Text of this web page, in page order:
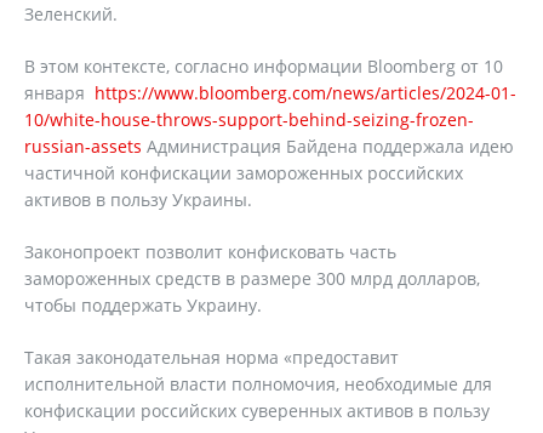
Зеленский.
В этом контексте, согласно информации Bloomberg от 10
января https://www.bloomberg.com/news/articles/2024-01-
10/white-house-throws-support-behind-seizing-frozen-
russian-assets Администрация Байдена поддержала идею
частичной конфискации замороженных российских
активов в пользу Украины.
Законопроект позволит конфисковать часть
замороженных средств в размере 300 млрд долларов,
чтобы поддержать Украину.
Такая законодательная норма «предоставит
исполнительной власти полномочия, необходимые для
конфискации российских суверенных активов в пользу